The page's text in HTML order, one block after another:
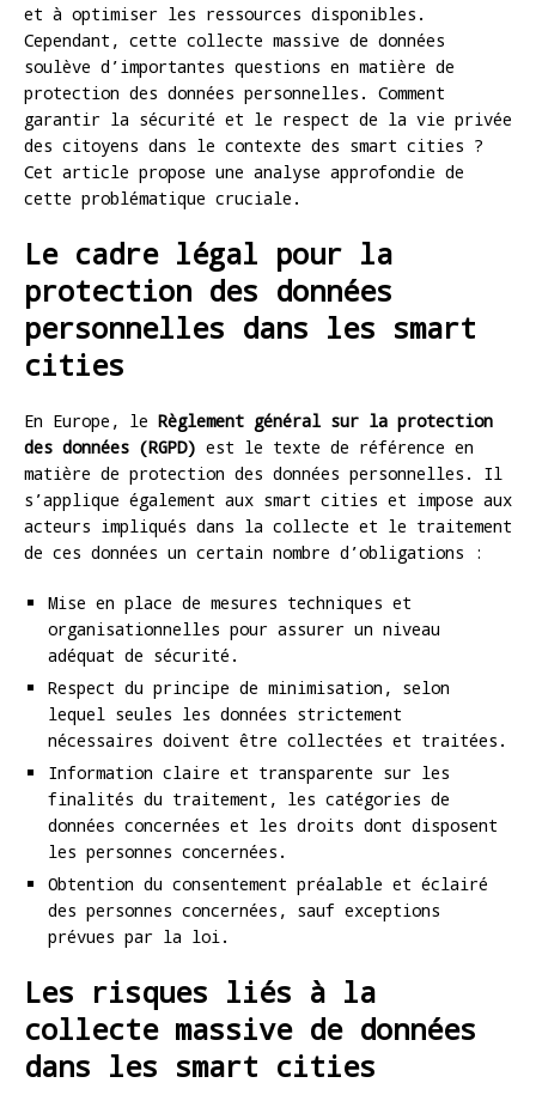
et à optimiser les ressources disponibles.
Cependant, cette collecte massive de données
soulève d’importantes questions en matière de
protection des données personnelles. Comment
garantir la sécurité et le respect de la vie privée
des citoyens dans le contexte des smart cities ?
Cet article propose une analyse approfondie de
cette problématique cruciale.
Le cadre légal pour la
protection des données
personnelles dans les smart
cities
En Europe, le Règlement général sur la protection
des données (RGPD) est le texte de référence en
matière de protection des données personnelles. Il
s’applique également aux smart cities et impose aux
acteurs impliqués dans la collecte et le traitement
de ces données un certain nombre d’obligations :
Mise en place de mesures techniques et
organisationnelles pour assurer un niveau
adéquat de sécurité.
Respect du principe de minimisation, selon
lequel seules les données strictement
nécessaires doivent être collectées et traitées.
Information claire et transparente sur les
finalités du traitement, les catégories de
données concernées et les droits dont disposent
les personnes concernées.
Obtention du consentement préalable et éclairé
des personnes concernées, sauf exceptions
prévues par la loi.
Les risques liés à la
collecte massive de données
dans les smart cities